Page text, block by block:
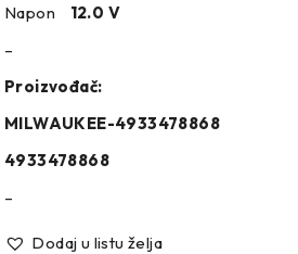
Napon
12.0 V
–
Proizvođač:
MILWAUKEE-4933478868
4933478868
–
Dodaj u listu želja